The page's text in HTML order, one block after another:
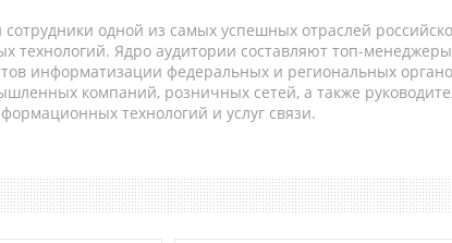
одной из самых успешных отраслей
технологий. Ядро аудитории составляют топ-
информатизации федеральных и региональных
компаний, розничных сетей, а также
технологий и услуг связи.